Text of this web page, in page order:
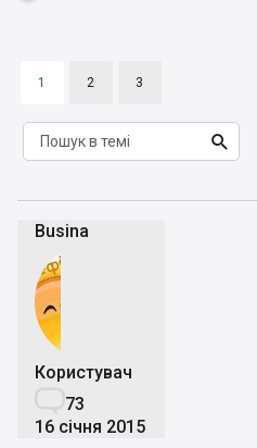
1 2 3

Busina
Користувач
73
16 січня 2015